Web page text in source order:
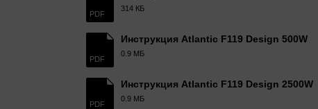
PDF
314 КБ
PDF
Инструкция Atlantic F119 Design 500W
0.9 МБ
PDF
Инструкция Atlantic F119 Design 2500W
0.9 МБ